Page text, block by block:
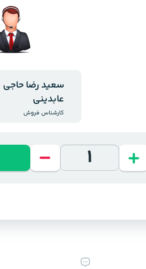
سعید رضا حاجی
عابدینی
کارشناس فروش